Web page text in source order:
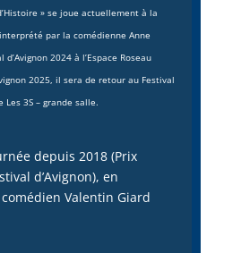
»se joue actuellement à la
par la comédienne Anne
2024 à l’Espace Roseau
2025, il sera de retour au Festival
Les 3S – grande salle.
depuis 2018 (Prix
d’Avignon), en
Valentin Giard